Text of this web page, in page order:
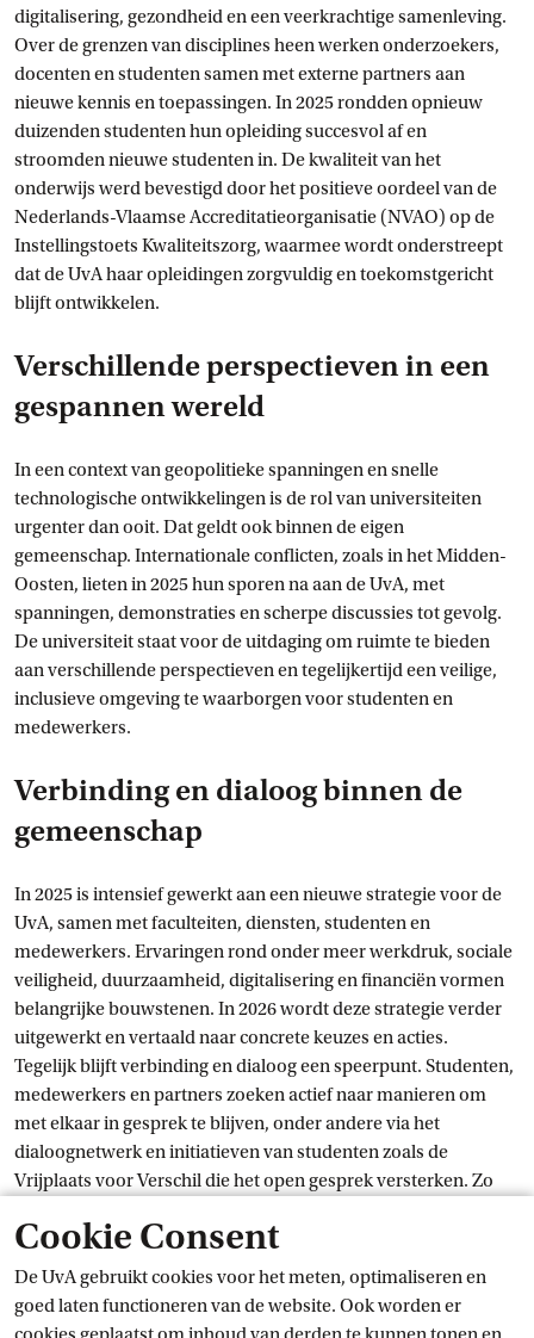
Cookie Consent
De UvA gebruikt cookies voor het meten, optimaliseren en
goed laten functioneren van de website. Ook worden er
digitalisering, gezondheid en een veerkrachtige samenleving.
Over de grenzen van disciplines heen werken onderzoekers,
docenten en studenten samen met externe partners aan
nieuwe kennis en toepassingen. In 2025 rondden opnieuw
duizenden studenten hun opleiding succesvol af en
stroomden nieuwe studenten in. De kwaliteit van het
onderwijs werd bevestigd door het positieve oordeel van de
Nederlands-Vlaamse Accreditatieorganisatie (NVAO) op de
Instellingstoets Kwaliteitszorg, waarmee wordt onderstreept
dat de UvA haar opleidingen zorgvuldig en toekomstgericht
blijft ontwikkelen.
Verschillende perspectieven in een
gespannen wereld
In een context van geopolitieke spanningen en snelle
technologische ontwikkelingen is de rol van universiteiten
urgenter dan ooit. Dat geldt ook binnen de eigen
gemeenschap. Internationale conflicten, zoals in het Midden-
Oosten, lieten in 2025 hun sporen na aan de UvA, met
spanningen, demonstraties en scherpe discussies tot gevolg.
De universiteit staat voor de uitdaging om ruimte te bieden
aan verschillende perspectieven en tegelijkertijd een veilige,
inclusieve omgeving te waarborgen voor studenten en
medewerkers.
Verbinding en dialoog binnen de
gemeenschap
In 2025 is intensief gewerkt aan een nieuwe strategie voor de
UvA, samen met faculteiten, diensten, studenten en
medewerkers. Ervaringen rond onder meer werkdruk, sociale
veiligheid, duurzaamheid, digitalisering en financiën vormen
belangrijke bouwstenen. In 2026 wordt deze strategie verder
uitgewerkt en vertaald naar concrete keuzes en acties.
Tegelijk blijft verbinding en dialoog een speerpunt. Studenten,
medewerkers en partners zoeken actief naar manieren om
met elkaar in gesprek te blijven, onder andere via het
dialoognetwerk en initiatieven van studenten zoals de
Vrijplaats voor Verschil die het open gesprek versterken. Zo
maar ook aan de manier waarop we samenleven en
samenwerken binnen de universiteit.
Financieel resultaat 2025